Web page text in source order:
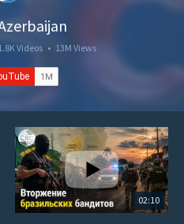
Videos • 13M Views
02:10